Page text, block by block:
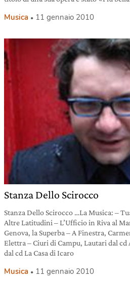
Musica 11 gennaio 2010
Stanza Dello Scirocco
Stanza Dello Scirocco …La Musica: –
Altre Latitudini – L’Ufficio in Riva al
Genova, la Superba – A Finestra,
Elettra – Ciuri di Campu, Lautari dal
dal cd La Casa di Icaro
Musica 11 gennaio 2010